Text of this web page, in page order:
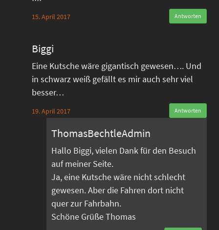
15. April 2017 Antworten
Biggi
Eine Kutsche wäre gigantisch gewesen…. Und
in schwarz weiß gefällt es mir auch sehr viel
besser…
19. April 2017 Antworten
ThomasBechtleAdmin
Hallo Biggi, vielen Dank für den Besuch
auf meiner Seite.
Ja, eine Kutsche wäre nicht schlecht
gewesen. Aber die Fahren dort nicht
quer zur Fahrbahn.
Schöne Grüße Thomas